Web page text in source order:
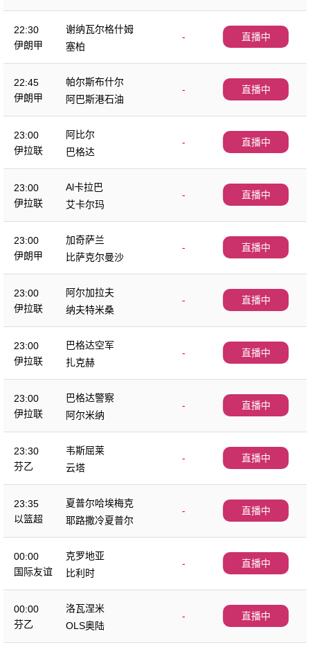
22:30
伊朗甲
谢纳瓦尔格什姆
-
塞柏
直播中
22:45
伊朗甲
帕尔斯布什尔
-
阿巴斯港石油
直播中
23:00
伊拉联
阿比尔
-
巴格达
直播中
23:00
伊拉联
Al卡拉巴
-
艾卡尔玛
直播中
23:00
伊朗甲
加奇萨兰
-
比萨克尔曼沙
直播中
23:00
伊拉联
阿尔加拉夫
-
纳夫特米桑
直播中
23:00
伊拉联
巴格达空军
-
扎克赫
直播中
23:00
伊拉联
巴格达警察
-
阿尔米纳
直播中
23:30
芬乙
韦斯屈莱
-
云塔
直播中
23:35
以篮超
夏普尔哈埃梅克
-
耶路撒冷夏普尔
直播中
00:00
国际友谊
克罗地亚
-
比利时
直播中
00:00
芬乙
洛瓦涅米
-
OLS奥陆
直播中